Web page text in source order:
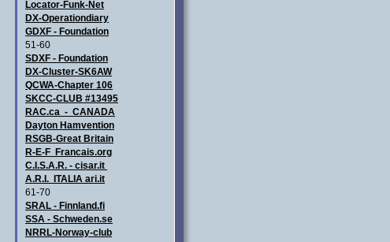
Locator-Funk-Net
DX-Operationdiary
GDXF - Foundation
51-60
SDXF - Foundation
DX-Cluster-SK6AW
QCWA-Chapter 106
SKCC-CLUB #13495
RAC.ca - CANADA
Dayton Hamvention
RSGB-Great Britain
R-E-F Francais.org
C.I.S.A.R. - cisar.it
A.R.I. ITALIA ari.it
61-70
SRAL - Finnland.fi
SSA - Schweden.se
NRRL-Norway-club